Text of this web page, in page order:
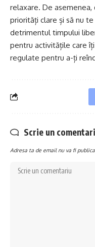
relaxare. De
priorități clare și să nu
detrimentul timpului
pentru activitățile care
regulate pentru a-ți
Scrie un
Adresa ta de email nu va fi